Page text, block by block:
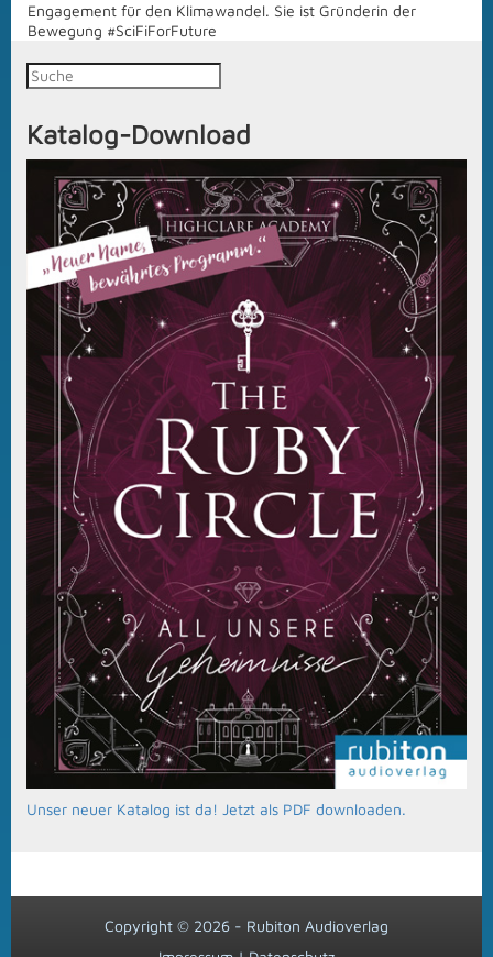
Engagement für den Klimawandel. Sie ist Gründerin der
Bewegung #SciFiForFuture
Katalog-Download
Unser neuer Katalog ist da! Jetzt als PDF downloaden.
Copyright © 2026 - Rubiton Audioverlag